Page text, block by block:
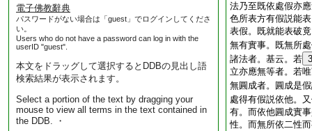
電子佛教辭典
パスワードがない場合は「guest」でログインしてくださ
い。
Users who do not have a password can log in with the
userID "guest".
本文をドラッグして選択するとDDBの見出し語
検索結果が表示されます。
Select a portion of the text by dragging your
mouse to view all terms in the text contained in
the DDB. ・
法乃至既依處假亦
色所表方有假説能
表假。既就能表破
無有實事。既無所
諸法者。基云。若 3
立亦應無等者。若
無圓成者。圓成是
處得有假説依他。
有。而依他圓成實
性。而無所依二性